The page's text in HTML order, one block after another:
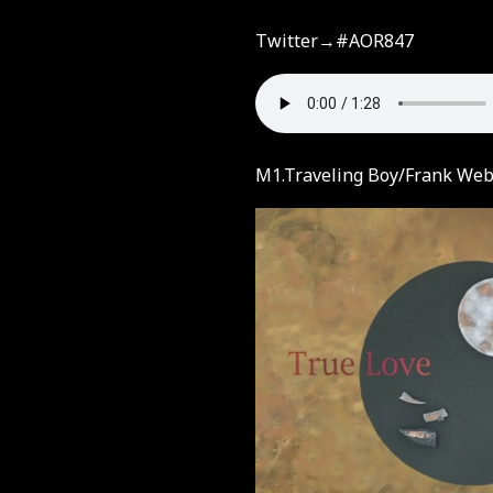
Twitter→#AOR847
M1.Traveling Boy/Frank